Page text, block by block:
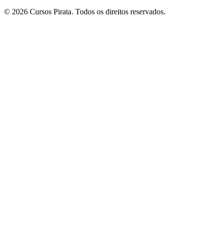
© 2026 Cursos Pirata. Todos os direitos reservados.